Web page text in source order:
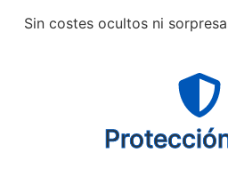
Sin costes ocultos ni